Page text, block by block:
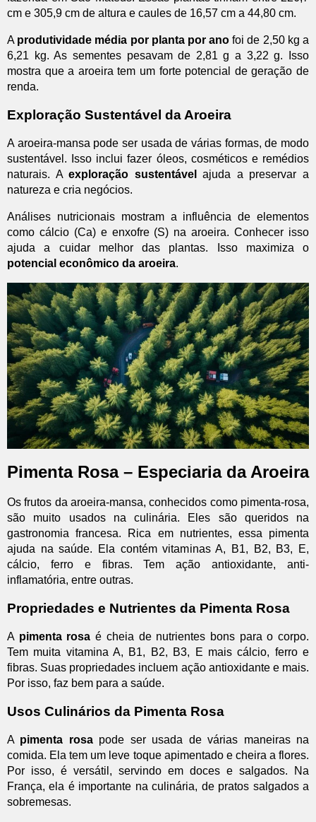
cm e 305,9 cm de altura e caules de 16,57 cm a 44,80 cm.
A produtividade média por planta por ano foi de 2,50 kg a
6,21 kg. As sementes pesavam de 2,81 g a 3,22 g. Isso
mostra que a aroeira tem um forte potencial de geração de
renda.
Exploração Sustentável da Aroeira
A aroeira-mansa pode ser usada de várias formas, de modo
sustentável. Isso inclui fazer óleos, cosméticos e remédios
naturais. Aexploração sustentável
ajuda a preservar a
natureza e cria negócios.
Análises nutricionais mostram a influência de elementos
como cálcio (Ca) e enxofre (S) na aroeira. Conhecer isso
ajuda a cuidar melhor das plantas. Isso maximiza o
potencial econômico da aroeira.
Pimenta Rosa – Especiaria da Aroeira
Os frutos da aroeira-mansa, conhecidos como pimenta-rosa,
são muito usados na culinária. Eles são queridos na
gastronomia francesa. Rica em nutrientes, essa pimenta
ajuda na saúde. Ela contém vitaminas A, B1, B2, B3, E,
cálcio, ferro e fibras. Tem ação antioxidante, anti-
inflamatória, entre outras.
Propriedades e Nutrientes da Pimenta Rosa
A pimenta rosa é cheia de nutrientes bons para o corpo.
Tem muita vitamina A, B1, B2, B3, E mais cálcio, ferro e
fibras. Suas propriedades incluem ação antioxidante e mais.
Por isso, faz bem para a saúde.
Usos Culinários da Pimenta Rosa
A pimenta rosapode ser usada de várias maneiras na
comida. Ela tem um leve toque apimentado e cheira a flores.
Por isso, é versátil, servindo em doces e salgados. Na
França, ela é importante na culinária, de pratos salgados a
sobremesas.